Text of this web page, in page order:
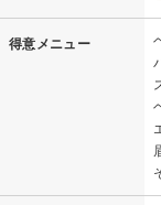
得意メニュー